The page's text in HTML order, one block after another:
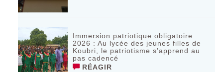
Immersion patriotique obligatoire
2026 : Au lycée des jeunes filles de
Koubri, le patriotisme s’apprend au
pas cadencé
RÉAGIR